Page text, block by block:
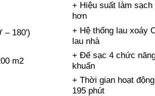
– 180′)
m2
+ Hiệu suất làm
hơn
+ Hệ thống lau xoáy
lau nhà
+ Đế sạc 4 chức
khuẩn
+ Thời gian hoạt
195 phút